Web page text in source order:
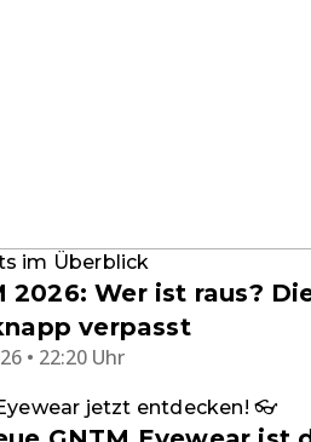
im Überblick
2026: Wer ist raus?
verpasst
• 22:20 Uhr
jetzt entdecken! 👓